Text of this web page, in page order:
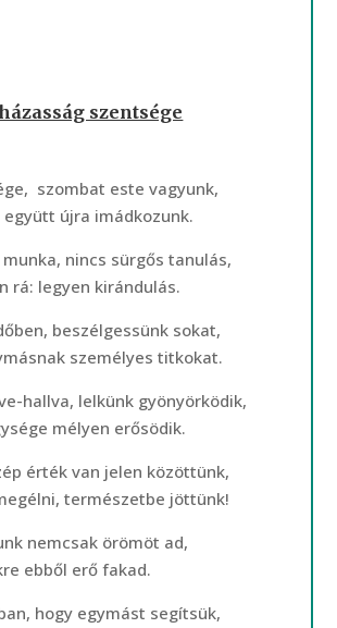
szentsége
szombat este vagyunk,
újra imádkozunk.
nincs sürgős tanulás,
rá: legyen kirándulás.
beszélgessünk sokat,
személyes titkokat.
hallva, lelkünk gyönyörködik,
mélyen erősödik.
érték van jelen közöttünk,
természetbe jöttünk!
nemcsak örömöt ad,
ebből erő fakad.
hogy egymást segítsük,